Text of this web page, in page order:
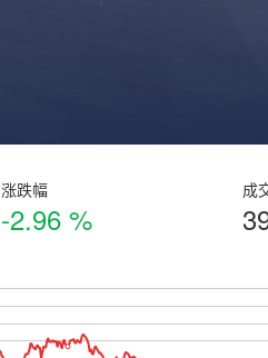
涨跌幅
-2.96 %
成